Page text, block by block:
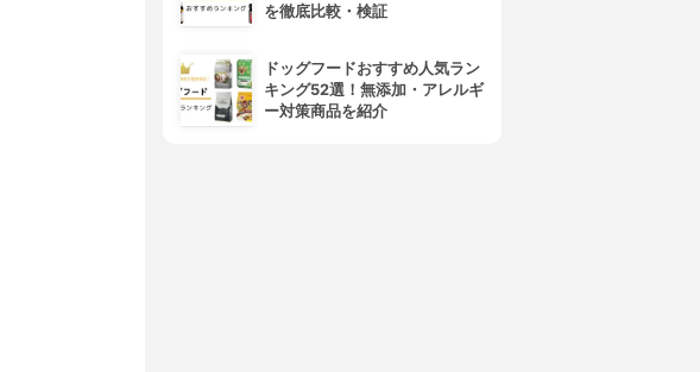
を徹底比較・検証
ドッグフードおすすめ人気ラン
キング52選！無添加・アレルギ
ー対策商品を紹介